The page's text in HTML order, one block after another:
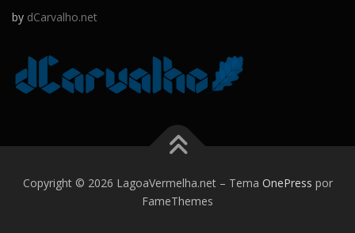
by dCarvalho.net
Copyright © 2026 LagoaVermelha.net – Tema OnePress por
FameThemes